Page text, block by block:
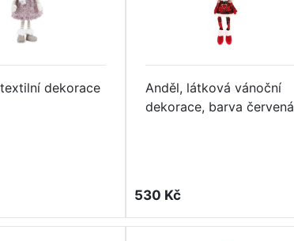
dekorace
Anděl, látková vánoční
dekorace, barva červená
530 Kč